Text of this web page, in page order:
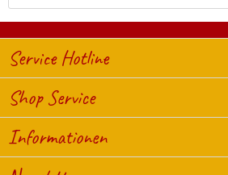
Service Hotline
Shop Service
Informationen